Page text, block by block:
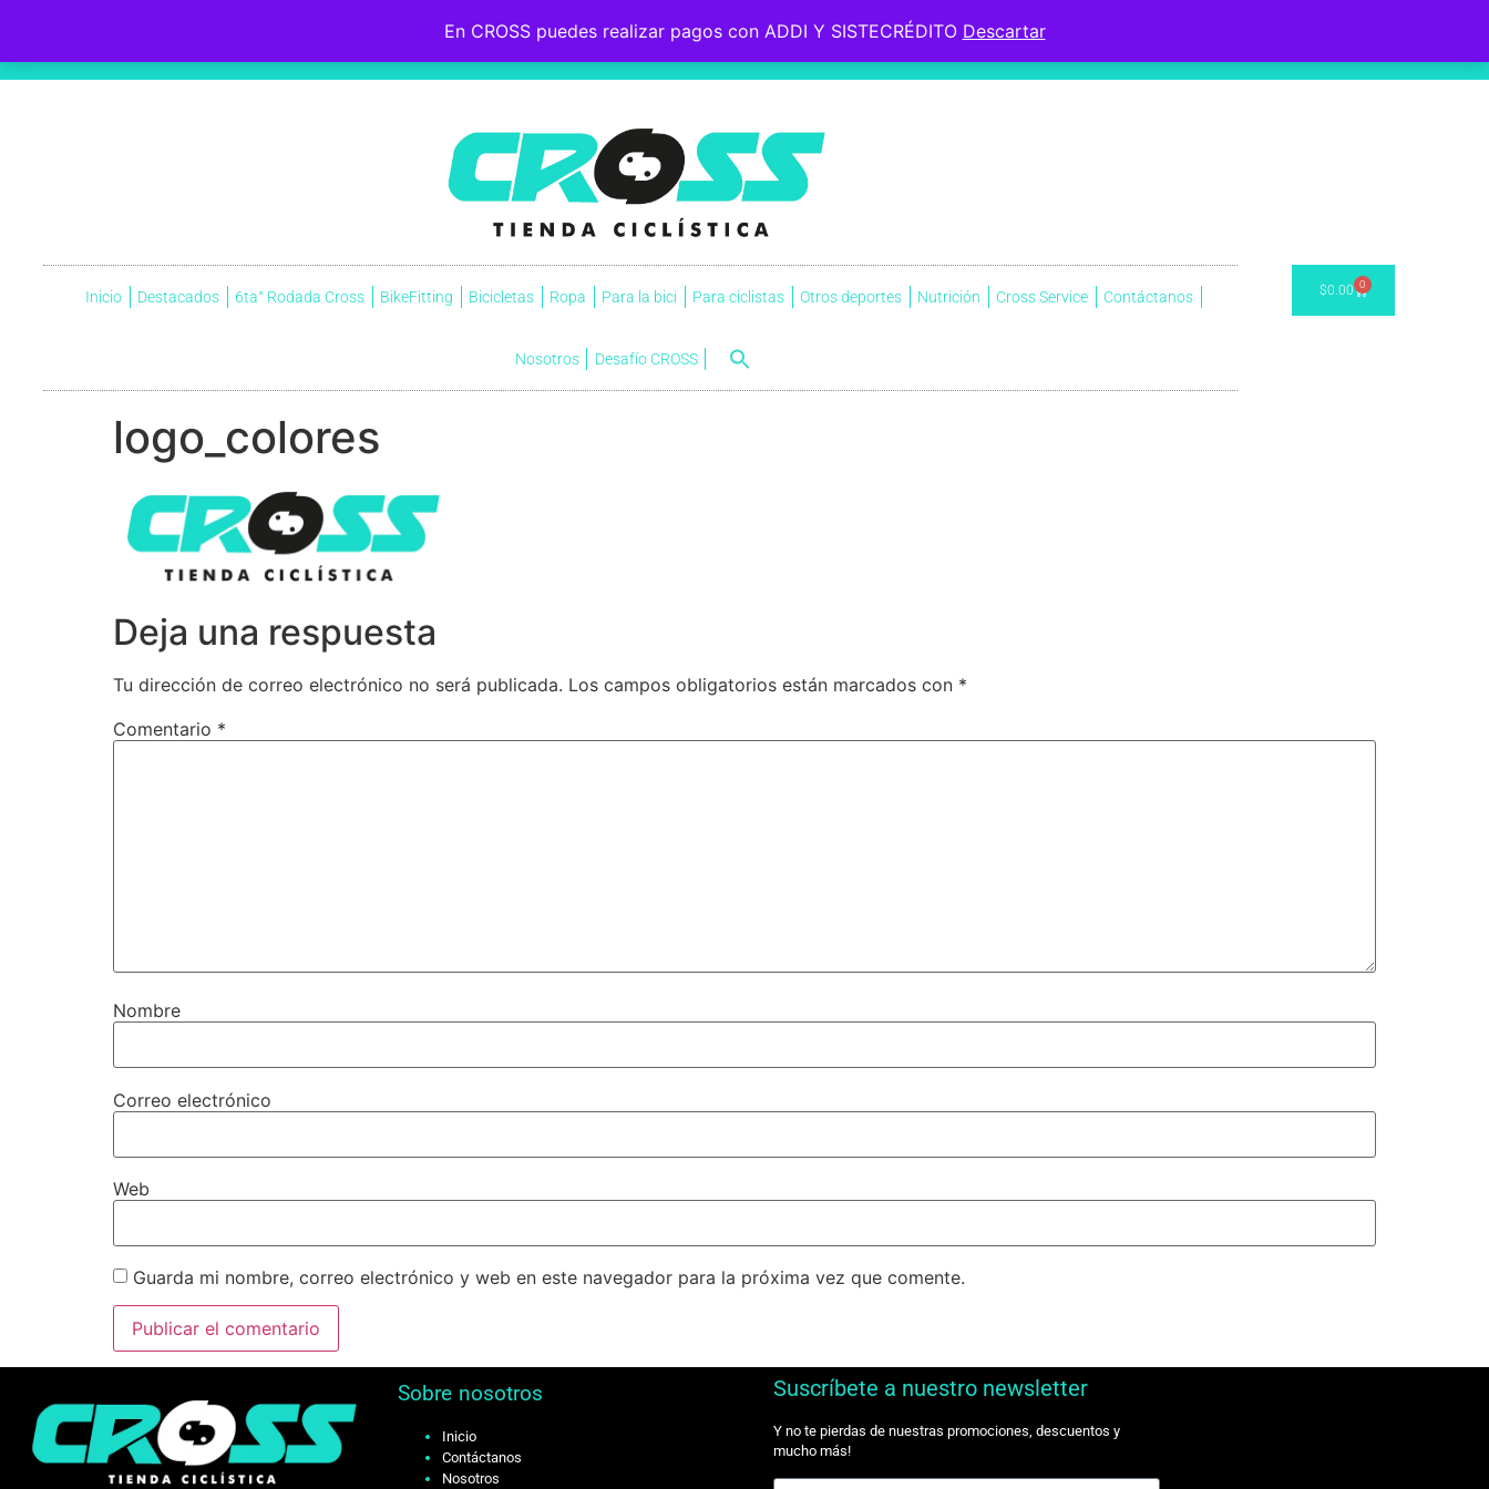
En CROSS puedes realizar pagos con ADDI Y SISTECRÉDITO Descartar
, el iniciador y perfeccionador de nuestra fe, quien, por el gozo que le esperaba, soportó la
Inicio Destacados 6ta° Rodada Cross BikeFitting Bicicletas Ropa Para la bici Para ciclistas Otros deportes Nutrición Cross Service Contáctanos
Nosotros Desafío CROSS
$0.00 0
logo_colores
Deja una respuesta
Tu dirección de correo electrónico no será publicada. Los campos obligatorios están marcados con *
Comentario *
Nombre
Correo electrónico
Web
Guarda mi nombre, correo electrónico y web en este navegador para la próxima vez que comente.
Sobre nosotros
Inicio
Contáctanos
Nosotros
Suscríbete a nuestro newsletter
Y no te pierdas de nuestras promociones, descuentos y
mucho más!